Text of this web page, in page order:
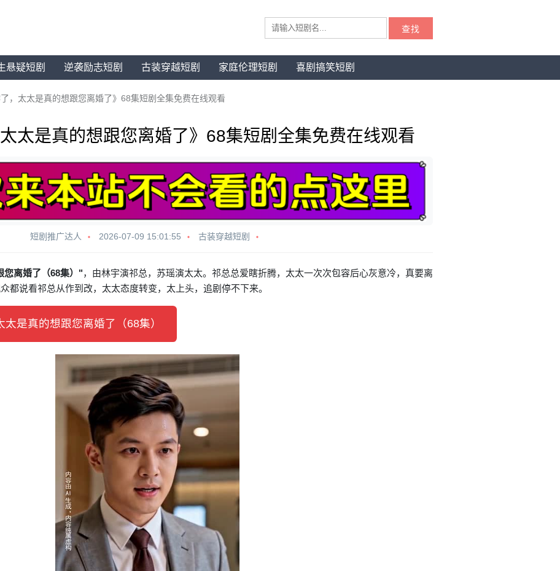
查找
悬疑短剧 逆袭励志短剧 古装穿越短剧 家庭伦理短剧 喜剧搞笑短剧
了，太太是真的想跟您离婚了》68集短剧全集免费在线观看
太太是真的想跟您离婚了》68集短剧全集免费在线观看
短剧推广达人 2026-07-09 15:01:55 古装穿越短剧
您离婚了（68集）"，由林宇演祁总，苏瑶演太太。祁总总爱瞎折腾，太太一次次包容后心灰意冷，真要离
都说看祁总从作到改，太太态度转变，太上头，追剧停不下来。
是真的想跟您离婚了（68集）